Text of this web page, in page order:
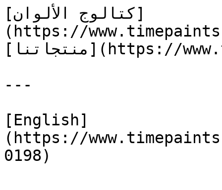
[كتالوج الألوان]
(https://
[منتجاتنا](https://www.timepaints.com/ar/products)
---
[English]
(https://
0198)